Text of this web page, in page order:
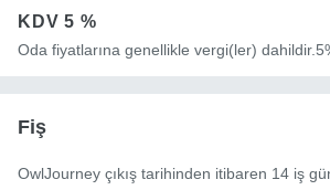
KDV5 %
Oda fiyatlarına genellikle vergi(ler)
Fiş
OwlJourney çıkış tarihinden itibaren 14 iş